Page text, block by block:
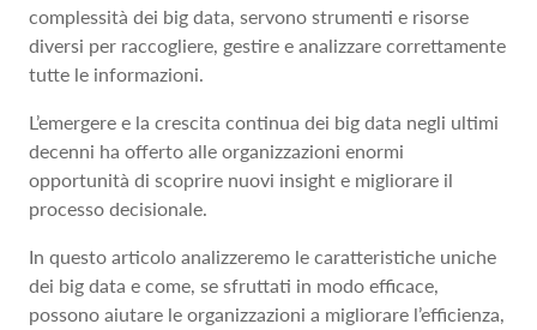
complessità dei big data, servono strumenti e risorse
diversi per raccogliere, gestire e analizzare correttamente
tutte le informazioni.
L’emergere e la crescita continua dei big data negli ultimi
decenni ha offerto alle organizzazioni enormi
opportunità di scoprire nuovi insight e migliorare il
processo decisionale.
In questo articolo analizzeremo le caratteristiche uniche
dei big data e come, se sfruttati in modo efficace,
possono aiutare le organizzazioni a migliorare l’efficienza,